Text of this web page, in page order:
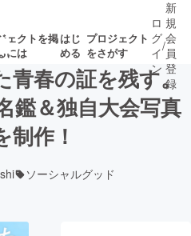
ェクトを掲
には
はじ
める
プロジェクト
をさがす
プロ募集終了が近いプ
ロ
グ
イ
ン
/
新
規
会
員
登
録
青春の証を残す。
鑑＆独自大会写真
制作！
ソーシャルグッド